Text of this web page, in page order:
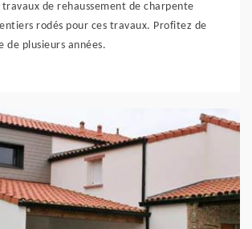
de rehaussement de charpente
rodés pour ces travaux. Profitez de
de plusieurs années.